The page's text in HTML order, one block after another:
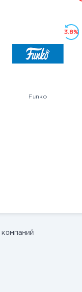
Funko
3.8%
компаний